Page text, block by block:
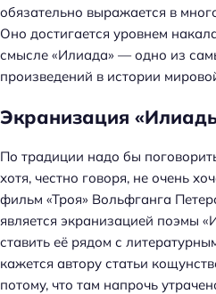
обязательно выражается в
Оно достигается уровнем
смысле «Илиада» — одно из
произведений в истории
Экранизация
По традиции надо бы
хотя, честно говоря, не очень
фильм «Троя» Вольфганга
является экранизацией поэмы
ставить её рядом с
кажется автору статьи
потому, что там напрочь